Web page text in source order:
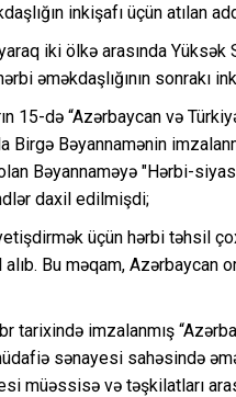
inkişafı üçün atılan
iki ölkə arasında
əməkdaşlığının sonrakı
15-də “Azərbaycan və
Birgə Bəyannamənin
Bəyannaməyə "Hərbi-
daxil edilmişdi;
üçün hərbi təhsil
Bu məqam,
tarixində imzalanmış
sənayesi sahəsində
müəssisə və təşkilatları